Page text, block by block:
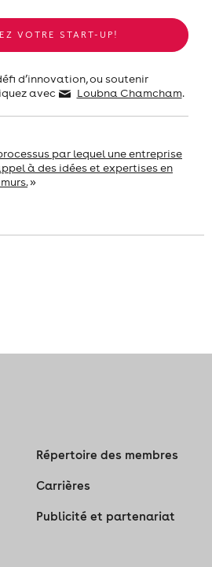
VOTRE START-UP!
d’innovation, ou soutenir
avec
Loubna Chamcham.
par lequel une entreprise
à des idées et expertises en
»
Répertoire des membres
Carrières
Publicité et partenariat